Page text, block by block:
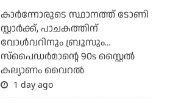
കാര്‍ന്നോരുടെ സ്ഥാനത്ത് ടോണി
സ്റ്റാര്‍ക്ക്, പാചകത്തിന്
വോള്‍വറിനും ബ്രൂസും...
സ്‌പൈഡര്‍മാന്റെ 90s സ്റ്റൈല്‍
കല്യാണം വൈറല്‍
1 day ago